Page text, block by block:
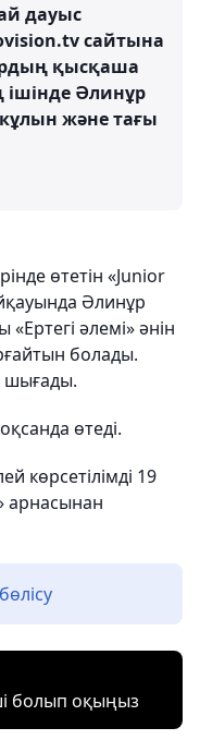
дауыс
сайтына
қысқаша
ішінде Әлинұр
және тағы
өтетін «Junior
Әлинұр
әлемі» әнін
болады.
шығады.
өтеді.
көрсетілімді 19
арнасынан
болып оқыңыз